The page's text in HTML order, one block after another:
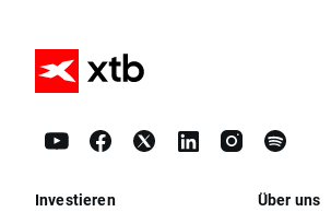
Investieren Über uns